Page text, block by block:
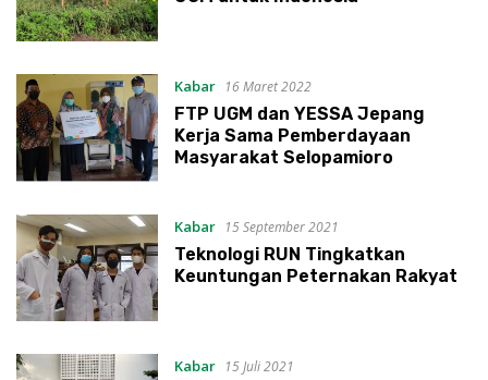
Kabar 16 Maret 2022
FTP UGM dan YESSA Jepang
Kerja Sama Pemberdayaan
Masyarakat Selopamioro
Kabar 15 September 2021
Teknologi RUN Tingkatkan
Keuntungan Peternakan Rakyat
Kabar 15 Juli 2021